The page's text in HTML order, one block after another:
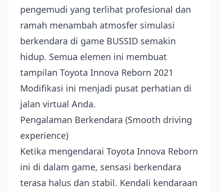
pengemudi yang terlihat profesional dan
ramah menambah atmosfer simulasi
berkendara di game BUSSID semakin
hidup. Semua elemen ini membuat
tampilan Toyota Innova Reborn 2021
Modifikasi ini menjadi pusat perhatian di
jalan virtual Anda.
Pengalaman Berkendara (Smooth driving
experience)
Ketika mengendarai Toyota Innova Reborn
ini di dalam game, sensasi berkendara
terasa halus dan stabil. Kendali kendaraan